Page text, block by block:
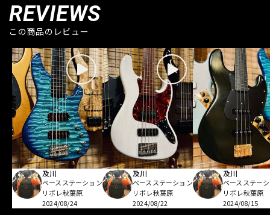
REVIEWS
この商品のレビュー
及川
ベースステーション
リボレ秋葉原
2024/08/24
及川
ベースステーション
リボレ秋葉原
2024/08/22
及川
ベースステー
リボレ秋葉原
2024/08/15